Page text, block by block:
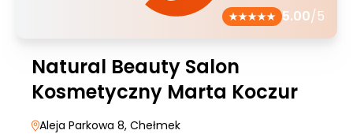
5.00/5
Natural Beauty Salon
Kosmetyczny Marta Koczur
Aleja Parkowa 8, Chełmek